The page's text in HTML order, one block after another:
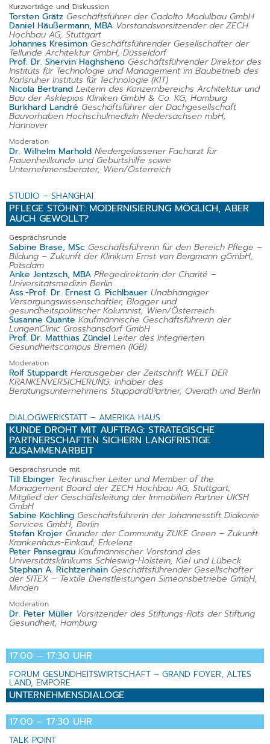
Kurzvorträge und Diskussion
Torsten Grätz Geschäftsführer der Cadolto Modulbau GmbH
Daniel Häußermann, MBA Vorstandsvorsitzender der ZECH
Hochbau AG, Stuttgart
Johannes Kresimon Geschäftsführender Gesellschafter der
Telluride Architektur GmbH, Düsseldorf
Prof. Dr. Shervin Haghsheno Geschäftsführender Direktor des
Instituts für Technologie und Management im Baubetrieb des
Karlsruher Instituts für Technologie (KIT)
Nicola Bertrand Leiterin des Konzernbereichs Architektur und
Bau der Asklepios Kliniken GmbH & Co. KG, Hamburg
Burkhard Landré Geschäftsführer der Dachgesellschaft
Bauvorhaben Hochschulmedizin Niedersachsen mbH,
Hannover
Moderation
Dr. Wilhelm Marhold Niedergelassener Facharzt für
Frauenheilkunde und Geburtshilfe sowie
Unternehmensberater, Wien/Österreich
STUDIO – SHANGHAI
PFLEGE STÖHNT: MODERNISIERUNG MÖGLICH, ABER
AUCH GEWOLLT?
Gesprächsrunde
Sabine Brase, MSc Geschäftsführerin für den Bereich Pflege –
Bildung – Zukunft der Klinikum Ernst von Bergmann gGmbH,
Potsdam
Anke Jentzsch, MBA Pflegedirektorin der Charité –
Universitätsmedizin Berlin
Ass.-Prof. Dr. Ernest G. Pichlbauer Unabhängiger
Versorgungswissenschaftler, Blogger und
gesundheitspolitischer Kolumnist, Wien/Österreich
Susanne Quante Kaufmännische Geschäftsführerin der
LungenClinic Grosshansdorf GmbH
Prof. Dr. Matthias Zündel Leiter des Integrierten
Gesundheitscampus Bremen (IGB)
Moderation
Rolf Stuppardt Herausgeber der Zeitschrift WELT DER
KRANKENVERSICHERUNG; Inhaber des
Beratungsunternehmens StuppardtPartner, Overath und Berlin
DIALOGWERKSTATT – AMERIKA HAUS
KUNDE DROHT MIT AUFTRAG: STRATEGISCHE
PARTNERSCHAFTEN SICHERN LANGFRISTIGE
ZUSAMMENARBEIT
Gesprächsrunde mit
Till Ebinger Technischer Leiter und Member of the
Management Board der ZECH Hochbau AG, Stuttgart;
Mitglied der Geschäftsleitung der Immobilien Partner UKSH
GmbH
Sabine Köchling Geschäftsführerin der Johannesstift Diakonie
Services GmbH, Berlin
Stefan Krojer Gründer der Community ZUKE Green – Zukunft
Krankenhaus-Einkauf, Erkelenz
Peter Pansegrau Kaufmännischer Vorstand des
Universitätsklinikums Schleswig-Holstein, Kiel und Lübeck
Stephan A. Richtzenhain Geschäftsführender Gesellschafter
der SITEX – Textile Dienstleistungen Simeonsbetriebe GmbH,
Minden
Moderation
Dr. Peter Müller Vorsitzender des Stiftungs-Rats der Stiftung
Gesundheit, Hamburg
17:00 – 17:30 UHR
FORUM GESUNDHEITSWIRTSCHAFT – GRAND FOYER, ALTES
LAND, EMPORE
UNTERNEHMENSDIALOGE
17:00 – 17:30 UHR
TALK POINT